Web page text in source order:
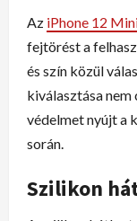
Az iPhone 12
fejtörést a
és szín közül
kiválasztása
védelmet nyújt a
során.
Szilikon